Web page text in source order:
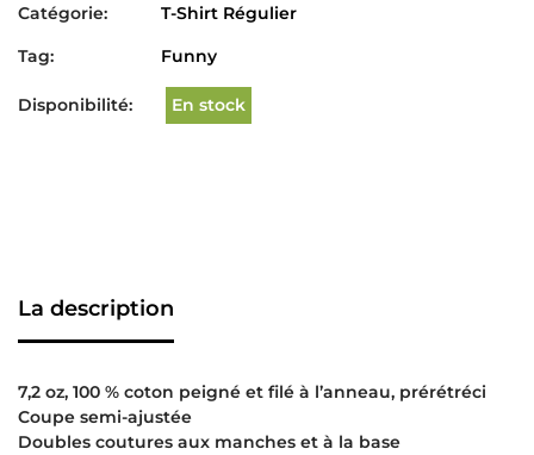
Catégorie:
T-Shirt Régulier
Tag:
Funny
Disponibilité: En stock
La description
7,2 oz, 100 % coton peigné et filé à l’anneau, prérétréci
Coupe semi-ajustée
Doubles coutures aux manches et à la base